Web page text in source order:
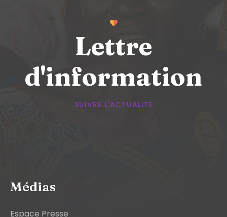
Lettre
d'information
SUIVRE L'ACTUALITÉ
Médias
Espace Presse